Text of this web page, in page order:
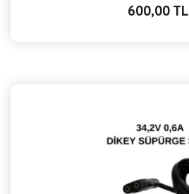
600,00 TL